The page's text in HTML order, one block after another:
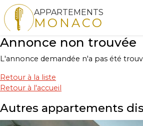
APPARTEMENTS
MONACO
Annonce non trouvée
L'annonce demandée n'a pas été
Retour à la liste
Retour à l'accueil
Autres appartements